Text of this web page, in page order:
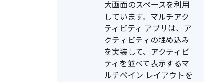
大画面のスペースを利用
しています。マルチアク
ティビティ アプリは、ア
クティビティの埋め込み
を実装して、アクティビ
ティを並べて表示するマ
ルチペイン レイアウトを